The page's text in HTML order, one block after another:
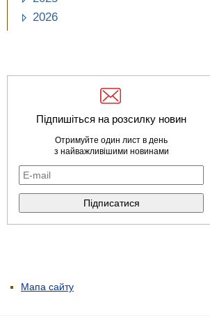
2026
Підпишіться на розсилку новин
Отримуйте один лист в день
з найважливішими новинами
Мапа сайту